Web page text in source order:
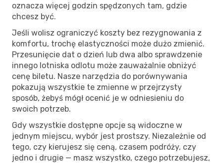
oznacza więcej godzin spędzonych tam, gdzie
chcesz być.
Jeśli wolisz ograniczyć koszty bez rezygnowania z
komfortu, trochę elastyczności może dużo zmienić.
Przesunięcie dat o dzień lub dwa albo sprawdzenie
innego lotniska odlotu może zauważalnie obniżyć
cenę biletu. Nasze narzędzia do porównywania
pokazują wszystkie te zmienne w przejrzysty
sposób, żebyś mógł ocenić je w odniesieniu do
swoich potrzeb.
Gdy wszystkie dostępne opcje są widoczne w
jednym miejscu, wybór jest prostszy. Niezależnie od
tego, czy kierujesz się ceną, czasem podróży, czy
jedno i drugie — masz wszystko, czego potrzebujesz,